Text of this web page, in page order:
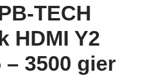
TECH
HDMI Y2
– 3500 gier